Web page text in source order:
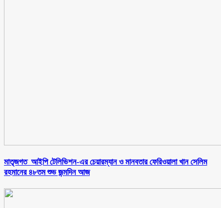
মাতৃজগত আইপি টেলিভিশন-এর চেয়ারম্যান ও মানবতার ফেরিওয়ালা খান সেলিম
রহমানের ৪৮তম শুভ জন্মদিন আজ